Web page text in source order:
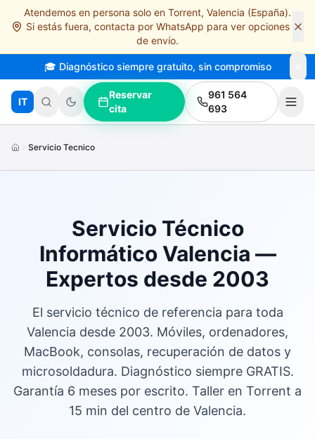
Saltar al contenido principal
Atendemos en persona solo en Torrent, Valencia (España).
Si estás fuera, contacta por WhatsApp para ver opciones
de envío.
🎓 Diagnóstico siempre gratuito, sin compromiso
IT
Reservar
cita
961 564
693
Servicio Tecnico
Servicio Técnico
Informático Valencia —
Expertos desde 2003
El servicio técnico de referencia para toda
Valencia desde 2003. Móviles, ordenadores,
MacBook, consolas, recuperación de datos y
microsoldadura. Diagnóstico siempre GRATIS.
Garantía 6 meses por escrito. Taller en Torrent a
15 min del centro de Valencia.